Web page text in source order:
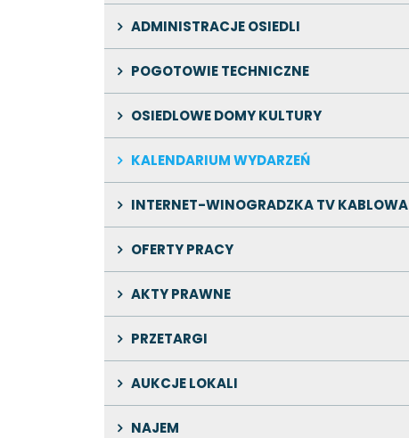
ADMINISTRACJE OSIEDLI
POGOTOWIE TECHNICZNE
OSIEDLOWE DOMY KULTURY
KALENDARIUM WYDARZEŃ
INTERNET-WINOGRADZKA TV KABLOWA
OFERTY PRACY
AKTY PRAWNE
PRZETARGI
AUKCJE LOKALI
NAJEM